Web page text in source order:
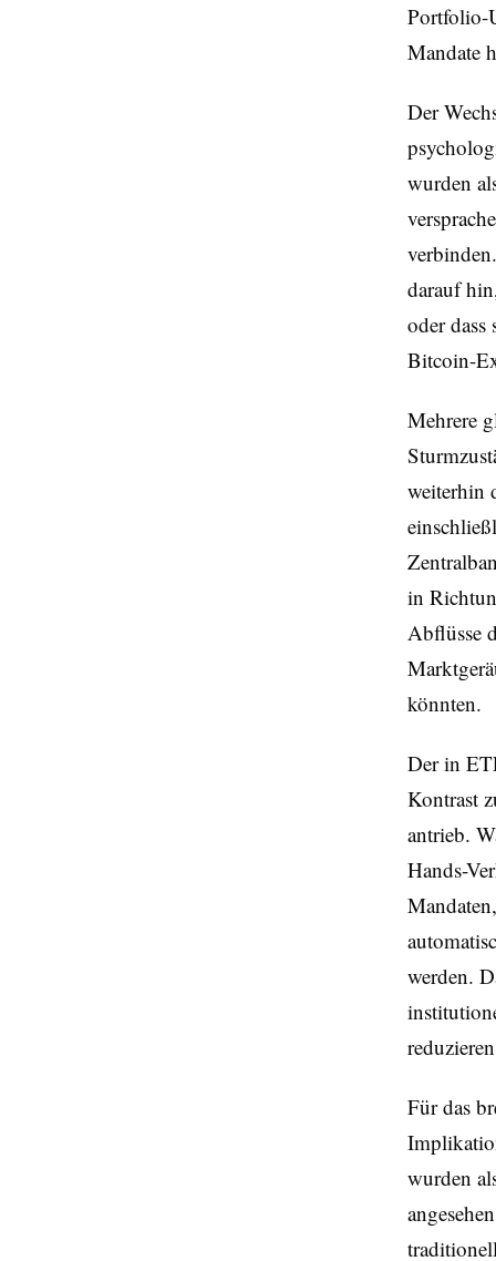
Portfolio-
Mandate
Der
wurden
darauf
oder
Bitcoin-
Mehrere
weiterhin
in
Abflüsse
könnten.
Der in
Kontrast
antrieb.
Hands-
werden.
Für das
wurden